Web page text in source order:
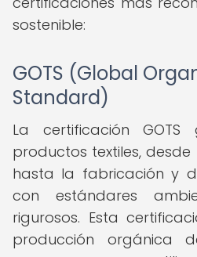
sostenible:
GOTS (Global
Standard)
La certificación
productos textiles,
hasta la fabricación y
con estándares
rigurosos. Esta
producción orgánica